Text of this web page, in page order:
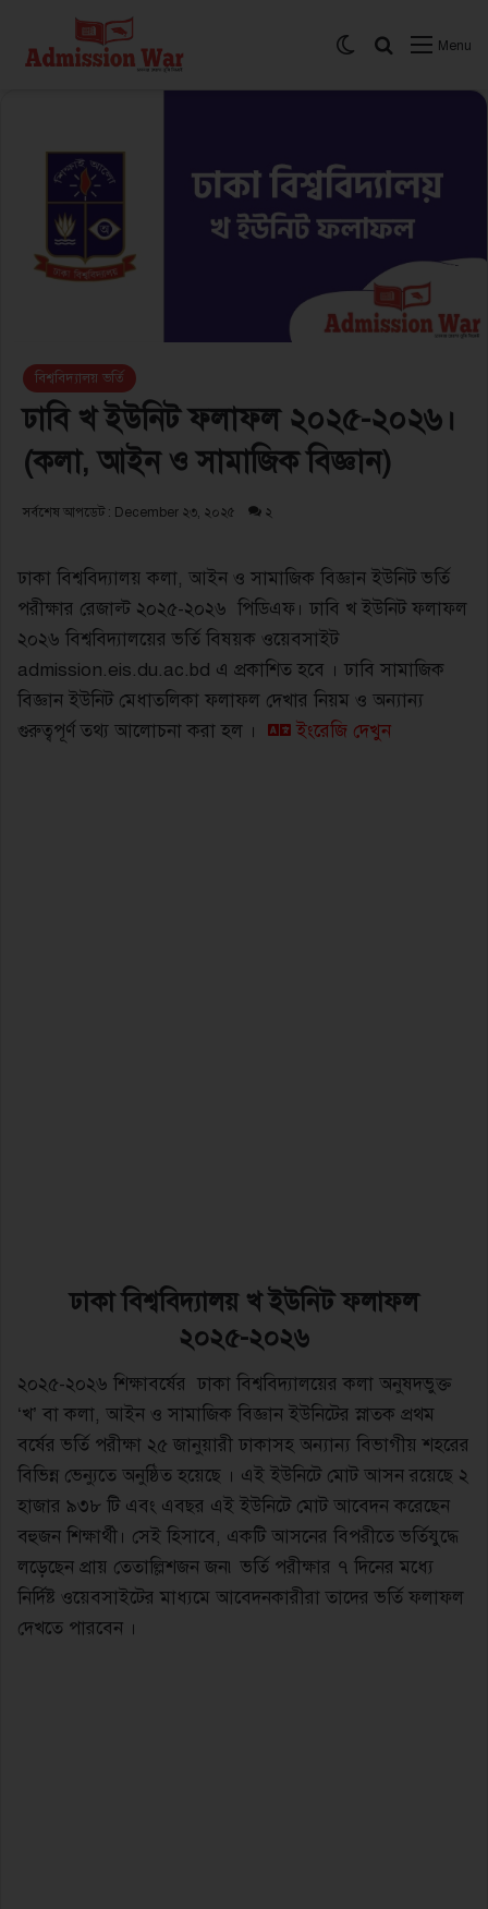
Menu
সার্চ করুন
Switch skin
বিশ্ববিদ্যালয় ভর্তি
ঢাবি খ ইউনিট ফলাফল ২০২৫-২০২৬।
(কলা, আইন ও সামাজিক বিজ্ঞান)
সর্বশেষ আপডেট : December ২৩, ২০২৫ ২
ঢাকা বিশ্ববিদ্যালয় কলা, আইন ও সামাজিক বিজ্ঞান ইউনিট ভর্তি
পরীক্ষার রেজাল্ট ২০২৫-২০২৬ পিডিএফ। ঢাবি খ ইউনিট ফলাফল
২০২৬ বিশ্ববিদ্যালয়ের ভর্তি বিষয়ক ওয়েবসাইট
admission.eis.du.ac.bd এ প্রকাশিত হবে । ঢাবি সামাজিক
বিজ্ঞান ইউনিট মেধাতলিকা ফলাফল দেখার নিয়ম ও অন্যান্য
গুরুত্বপূর্ণ তথ্য আলোচনা করা হল ।
ইংরেজি দেখুন
ঢাকা বিশ্ববিদ্যালয় খ ইউনিট ফলাফল
২০২৫-২০২৬
২০২৫-২০২৬ শিক্ষাবর্ষের ঢাকা বিশ্ববিদ্যালয়ের কলা অনুষদভুক্ত
‘খ’ বা কলা, আইন ও সামাজিক বিজ্ঞান ইউনিটের স্নাতক প্রথম
বর্ষের ভর্তি পরীক্ষা ২৫ জানুয়ারী ঢাকাসহ অন্যান্য বিভাগীয় শহরের
বিভিন্ন ভেন্যুতে অনুষ্ঠিত হয়েছে । এই ইউনিটে মোট আসন রয়েছে ২
হাজার ৯৩৮ টি এবং এবছর এই ইউনিটে মোট আবেদন করেছেন
বহুজন শিক্ষার্থী। সেই হিসাবে, একটি আসনের বিপরীতে ভর্তিযুদ্ধে
লড়েছেন প্রায় তেতাল্লিশজন জন৷ ভর্তি পরীক্ষার ৭ দিনের মধ্যে
নির্দিষ্ট ওয়েবসাইটের মাধ্যমে আবেদনকারীরা তাদের ভর্তি ফলাফল
দেখতে পারবেন ।